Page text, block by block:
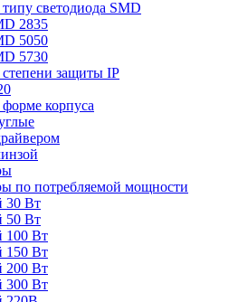
светодиода SMD
2835
5050
5730
защиты IP
корпуса
по потребляемой мощности
30 Вт
50 Вт
100 Вт
150 Вт
200 Вт
300 Вт